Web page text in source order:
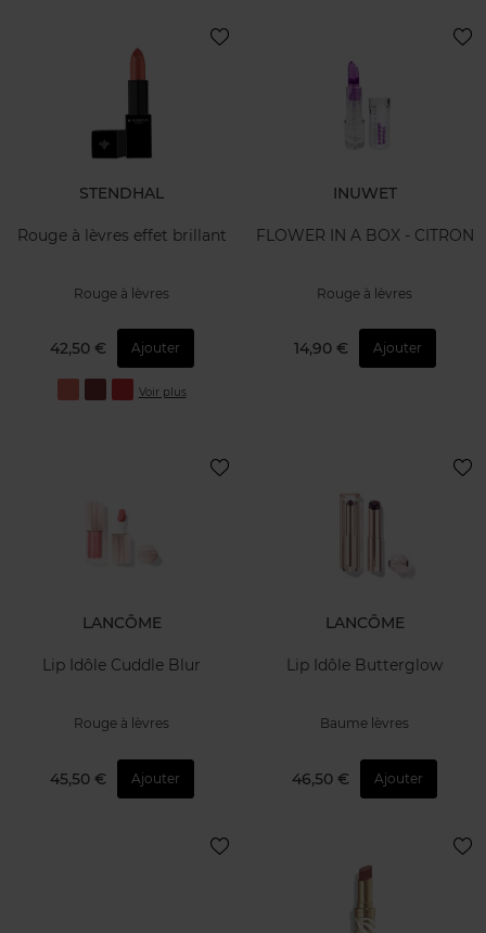
STENDHAL
Rouge à lèvres effet brillant
Rouge à lèvres
42,50 € Ajouter
Voir plus
INUWET
FLOWER IN A BOX - CITRON
Rouge à lèvres
14,90 € Ajouter
LANCÔME
Lip Idôle Cuddle Blur
Rouge à lèvres
45,50 € Ajouter
LANCÔME
Lip Idôle Butterglow
Baume lèvres
46,50 € Ajouter